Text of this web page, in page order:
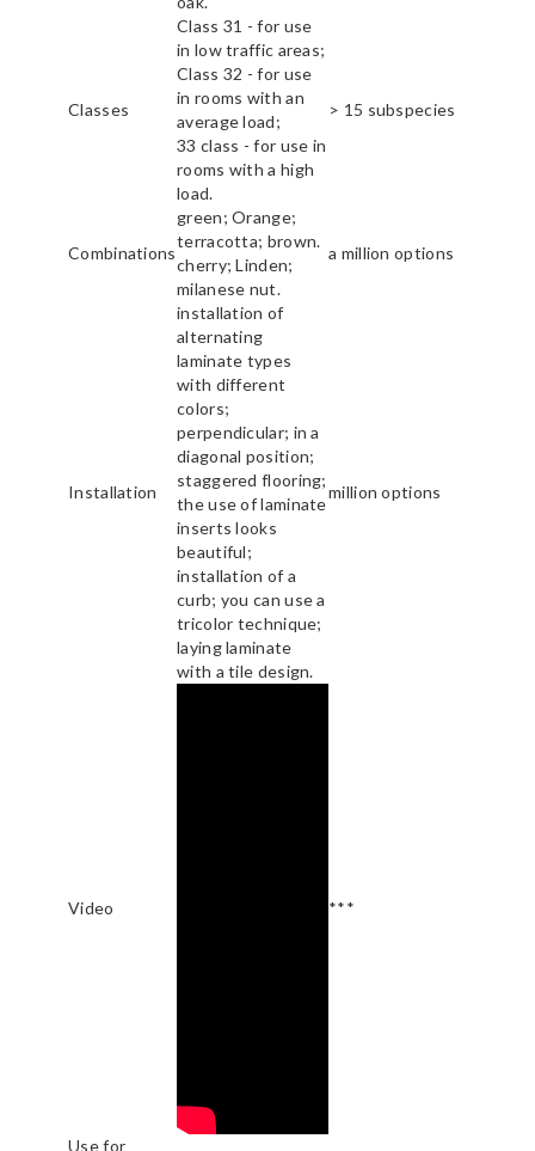
Classes
Class 31 - for use
in low traffic areas;
Class 32 - for use
in rooms with an
average load;
33 class - for use in
rooms with a high
load.
> 15 subspecies
Combinations
green; Orange;
terracotta; brown.
cherry; Linden;
milanese nut.
a million options
Installation
installation of
alternating
laminate types
with different
colors;
perpendicular; in a
diagonal position;
staggered flooring;
the use of laminate
inserts looks
beautiful;
installation of a
curb; you can use a
tricolor technique;
laying laminate
with a tile design.
million options
Video ***
Use for